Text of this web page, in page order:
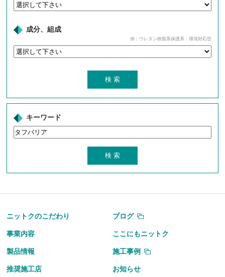
成分、組成
例：ウレタン樹脂系保護系：環境対応型
キーワード
ニットクのこだわり ブログ
事業内容 ここにもニットク
製品情報 施工事例
推奨施工店 お知らせ